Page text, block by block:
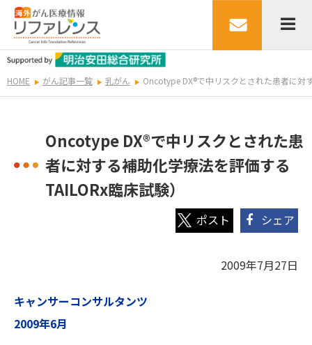
HOME がん記事一覧 乳がん Oncotype DX®で中リスクとされた患者に対
Oncotype DX®で中リスクとされた患
者に対する補助化学療法を評価する
TAILORx臨床試験）
シェア
2009年7月27日
キャンサーコンサルタンツ
2009年6月